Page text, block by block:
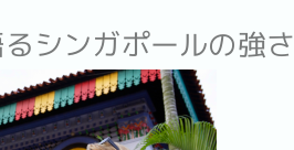
シンガポールの強さ